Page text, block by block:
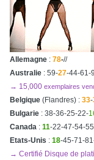
Allemagne : 78-//
Australie : 59-27-44-61-
→ 15,000 exemplaires
Belgique (Flandres) : 33-
Bulgarie : 38-36-25-22-
Canada : 11-22-47-54-
Etats-Unis : 18-45-71-
→ Certifié Disque de